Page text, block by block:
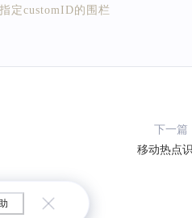
定customID的围栏
下一篇
移动热点